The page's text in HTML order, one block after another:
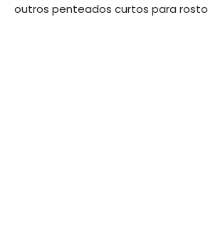
outros penteados curtos para